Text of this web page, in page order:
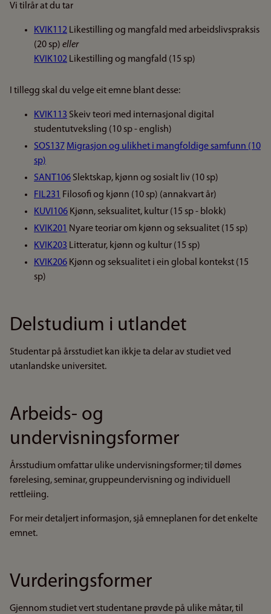
Vi tilrår at du tar
KVIK112 Likestilling og mangfald med arbeidslivspraksis
(20 sp) eller
KVIK102 Likestilling og mangfald (15 sp)
I tillegg skal du velge eit emne blant desse:
KVIK113 Skeiv teori med internasjonal digital
studentutveksling (10 sp - english)
SOS137 Migrasjon og ulikhet i mangfoldige samfunn (10
sp)
SANT106 Slektskap, kjønn og sosialt liv (10 sp)
FIL231 Filosofi og kjønn (10 sp) (annakvart år)
KUVI106 Kjønn, seksualitet, kultur (15 sp - blokk)
KVIK201 Nyare teoriar om kjønn og seksualitet (15 sp)
KVIK203 Litteratur, kjønn og kultur (15 sp)
KVIK206 Kjønn og seksualitet i ein global kontekst (15
sp)
Delstudium i utlandet
Studentar på årsstudiet kan ikkje ta delar av studiet ved
utanlandske universitet.
Arbeids- og
undervisningsformer
Årsstudium omfattar ulike undervisningsformer; til dømes
førelesing, seminar, gruppeundervisning og individuell
rettleiing.
For meir detaljert informasjon, sjå emneplanen for det enkelte
emnet.
Vurderingsformer
Gjennom studiet vert studentane prøvde på ulike måtar, til